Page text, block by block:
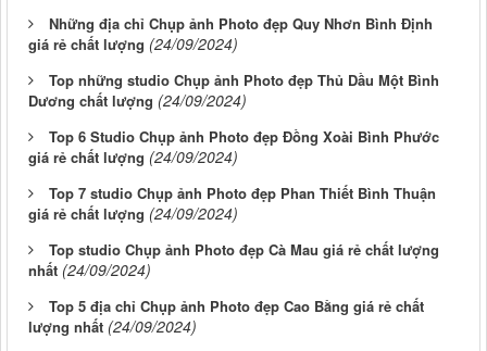
Những địa chỉ Chụp ảnh Photo đẹp Quy Nhơn Bình Định
giá rẻ chất lượng (24/09/2024)
Top những studio Chụp ảnh Photo đẹp Thủ Dầu Một Bình
Dương chất lượng (24/09/2024)
Top 6 Studio Chụp ảnh Photo đẹp Đồng Xoài Bình Phước
giá rẻ chất lượng (24/09/2024)
Top 7 studio Chụp ảnh Photo đẹp Phan Thiết Bình Thuận
giá rẻ chất lượng (24/09/2024)
Top studio Chụp ảnh Photo đẹp Cà Mau giá rẻ chất lượng
nhất (24/09/2024)
Top 5 địa chỉ Chụp ảnh Photo đẹp Cao Bằng giá rẻ chất
lượng nhất (24/09/2024)